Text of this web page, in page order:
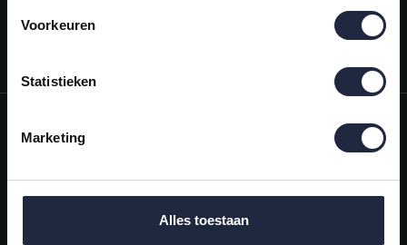
Voorkeuren
Statistieken
Marketing
Alles toestaan
Categorieën